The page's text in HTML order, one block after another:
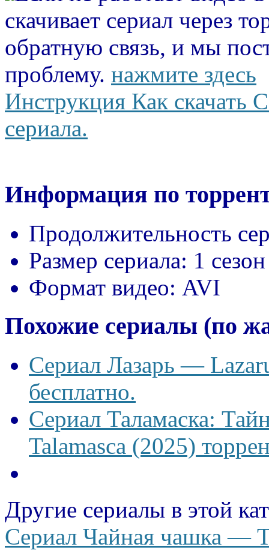
скачивает сериал через
обратную связь, и мы
проблему. нажмите здесь
Инструкция Как скачать
сериала.
Информация по
Продолжительность
Размер сериала: 1
Формат видео: AVI
Похожие сериалы (по
Сериал Лазарь —
бесплатно.
Сериал Таламаска:
Talamasca (2025)
Другие сериалы в этой
Сериал Чайная чашка —